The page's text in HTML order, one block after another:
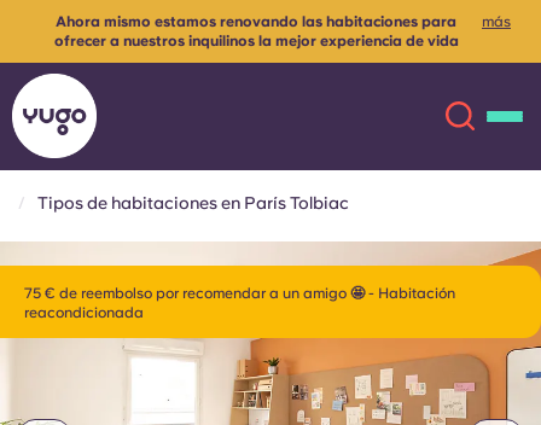
Ubicaciones
Español
Ahora mismo estamos renovando las habitaciones para
ofrecer a nuestros inquilinos la mejor experiencia de vida
posible✨Ponte en contacto con nosotros para más información
más
Tipos de habitaciones en París Tolbiac
75 € de reembolso por recomendar a un amigo 🤩 - Habitación
reacondicionada